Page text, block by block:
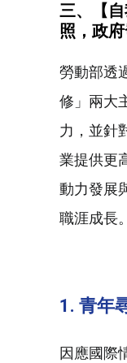
三、【
照，政
勞動部透
修」兩大
力，並針
業提供更
動力發展
職涯成長。
1. 青年
因應國際